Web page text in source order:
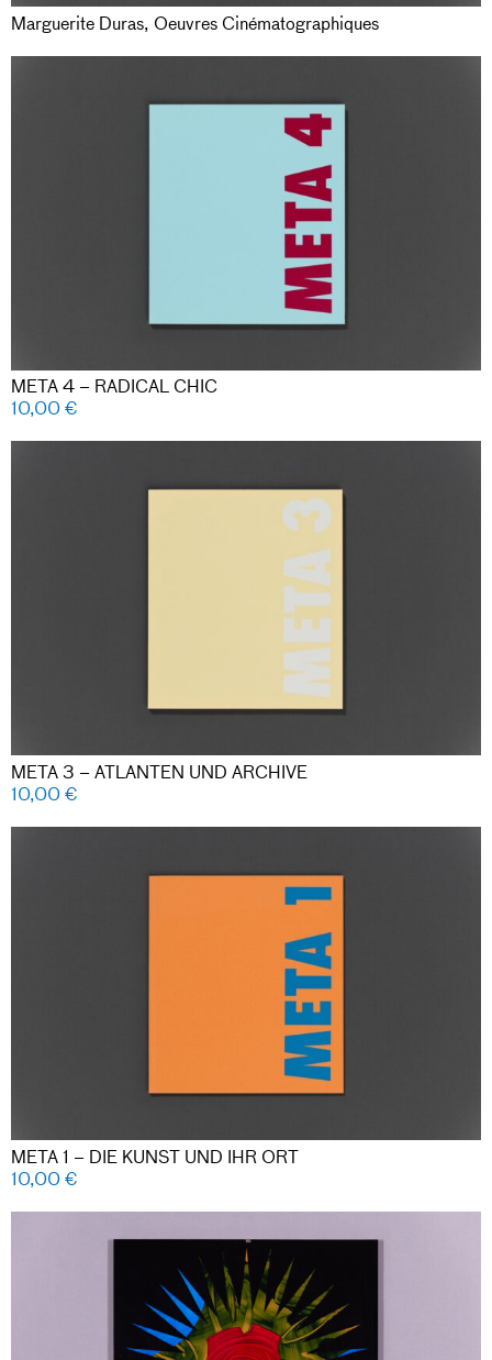
Marguerite Duras, Oeuvres Cinématographiques
META 4 – RADICAL CHIC
10,00€
META 3 – ATLANTEN UND ARCHIVE
10,00€
META 1 – DIE KUNST UND IHR ORT
10,00€